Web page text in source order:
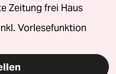
Zeitung frei Haus
Vorlesefunktion